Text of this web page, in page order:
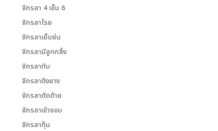
จักรลา 4 เข็ม 6
จักรลาโรย
จักรลาเย็บย่น
จักรลามีลูกกลิ้ง
จักรลาทับ
จักรลาดึงยาง
จักรลาตัดด้าย
จักรลาเข้าขอบ
จักรลากุ๊น